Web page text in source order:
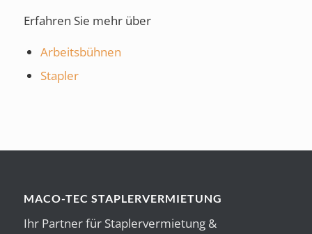
Erfahren Sie mehr über
Arbeitsbühnen
Stapler
MACO-TEC STAPLERVERMIETUNG
Ihr Partner für Staplervermietung &